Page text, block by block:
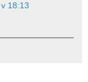
18:13